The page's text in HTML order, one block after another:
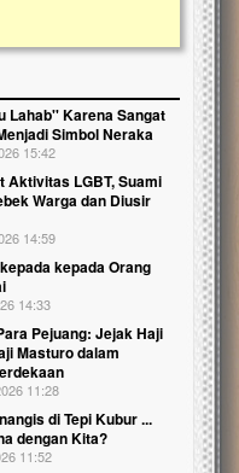
Lahab'' Karena Sangat
Simbol Neraka
15:42
Aktivitas LGBT, Suami
Warga dan Diusir
14:59
kepada Orang
14:33
Pejuang: Jejak Haji
Masturo dalam
11:28
di Tepi Kubur ...
dengan Kita?
11:52